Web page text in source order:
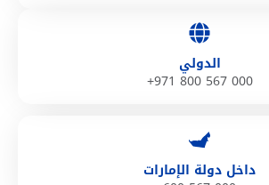
الدولي
+971 800 567 000
داخل دولة الإمارات